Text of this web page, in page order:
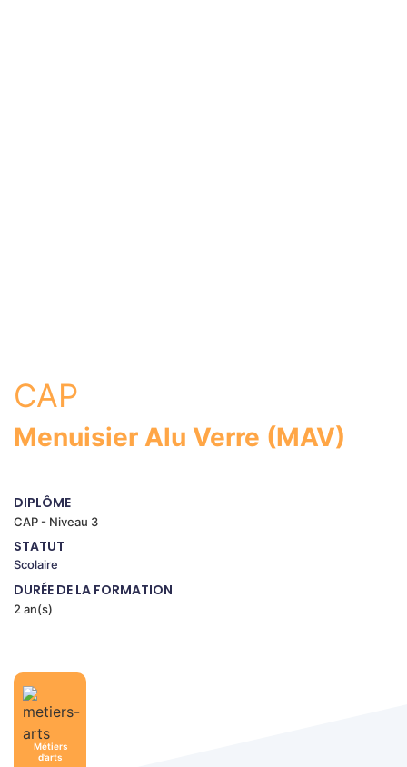
CAP
Menuisier Alu Verre (MAV)
DIPLÔME
CAP - Niveau 3
STATUT
Scolaire
DURÉE DE LA FORMATION
2 an(s)
Métiers
d’arts